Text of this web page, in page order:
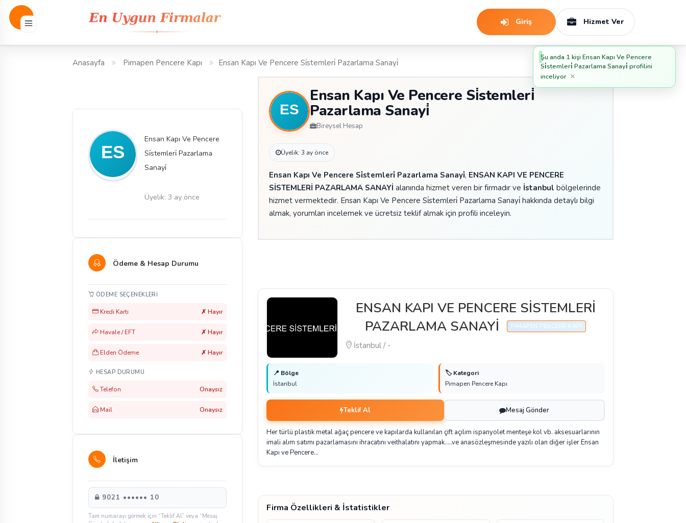
Giriş Hizmet Ver
Anasayfa Pimapen Pencere Kapı Ensan Kapı Ve Pencere Si̇stemleri̇ Pazarlama Sanayi̇
Ensan Kapı Ve Pencere
Si̇stemleri̇ Pazarlama
Sanayi̇
Üyelik: 3 ay önce
Ödeme & Hesap Durumu
ÖDEME SEÇENEKLERI
Kredi Kartı ✗ Hayır
Havale / EFT ✗ Hayır
Elden Ödeme ✗ Hayır
HESAP DURUMU
Telefon Onaysız
Mail Onaysız
İletişim
9021 •••••• 10
Tam numarayı görmek için “Teklif Al” veya “Mesaj
Şu anda 1 kişi Ensan Kapı Ve Pencere
Si̇stemleri̇ Pazarlama Sanayi̇ profilini
inceliyor ×
Ensan Kapı Ve Pencere Si̇stemleri̇
Pazarlama Sanayi̇
Bireysel Hesap
Üyelik: 3 ay önce
Ensan Kapı Ve Pencere Si̇stemleri̇ Pazarlama Sanayi̇, ENSAN KAPI VE PENCERE
SİSTEMLERİ PAZARLAMA SANAYİ alanında hizmet veren bir firmadır ve İstanbul bölgelerinde
hizmet vermektedir. Ensan Kapı Ve Pencere Si̇stemleri̇ Pazarlama Sanayi̇ hakkında detaylı bilgi
almak, yorumları incelemek ve ücretsiz teklif almak için profili inceleyin.
ENSAN KAPI VE PENCERE SİSTEMLERİ
PAZARLAMA SANAYİ
PIMAPEN PENCERE KAPI
İstanbul / -
📍 Bölge
İstanbul
🏷️ Kategori
Pimapen Pencere Kapı
Teklif Al Mesaj Gönder
Her türlü plastik metal ağaç pencere ve kapılarda kullanılan çift açılım ispanyolet menteşe kol vb. aksesuarlarının
imali alım satımı pazarlamasını ihracatını veithalatını yapmak.....ve anasözleşmesinde yazılı olan diğer işler Ensan
Kapı ve Pencere…
Firma Özellikleri & İstatistikler